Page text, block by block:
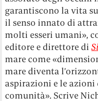
garantiscono la vita
il senso innato di
molti esseri umani»,
editore e direttore di
mare come
mare diventa
aspirazioni e le
comunità». Scrive